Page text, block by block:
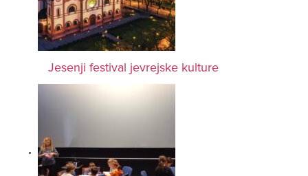
Jesenji festival jevrejske kulture